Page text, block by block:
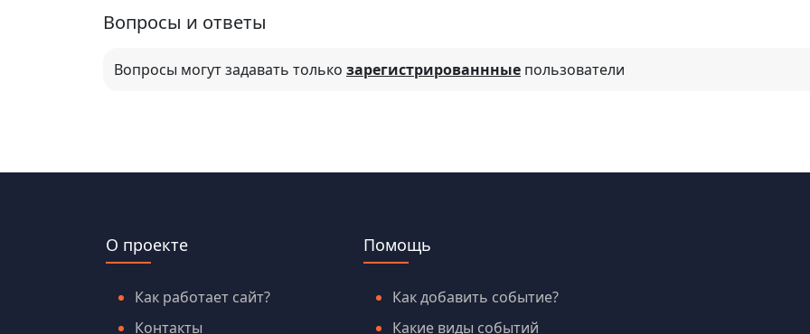
Вопросы и ответы
Вопросы могут задавать только зарегистрированнные пользователи
О проекте
Как работает сайт?
Контакты
Помощь
Как добавить событие?
Какие виды событий